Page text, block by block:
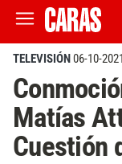
TELEVISIÓN06-10-
Matías
Cuestión